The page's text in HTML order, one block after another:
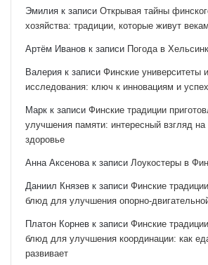
Эмилия к записи Открывая тайны
хозяйства: традиции, которые живут
Артём Иванов к записи Погода в
Валерия к записи Финские университеты
исследования: ключ к инновациям и
Марк к записи Финские традиции
улучшения памяти: интересный взгляд
здоровье
Анна Аксенова к записи Лоукостеры в
Даниил Князев к записи Финские
блюд для улучшения опорно-
Платон Корнев к записи Финские
блюд для улучшения координации: как
развивает